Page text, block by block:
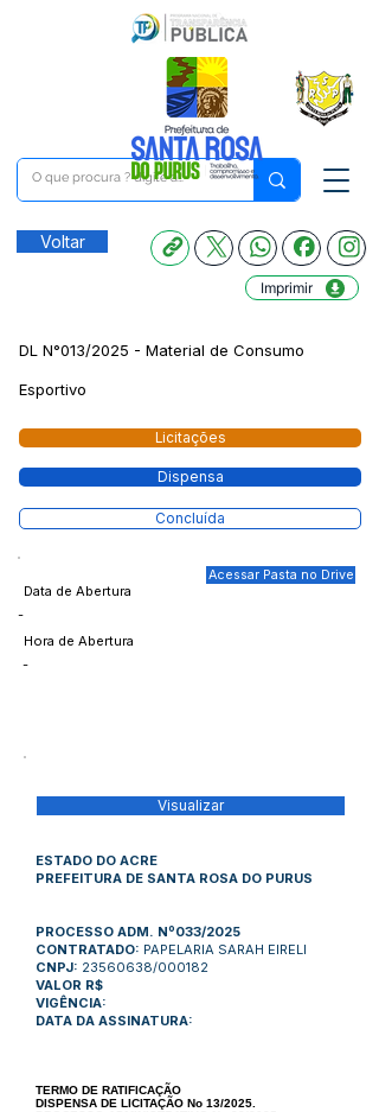
Voltar
Imprimir
DL N°013/2025 - Material de Consumo
Esportivo
Licitações
Dispensa
Concluída
Data de Abertura
Acessar Pasta no Drive
-
Hora de Abertura
-
Visualizar
ESTADO DO ACRE
PREFEITURA DE SANTA ROSA DO PURUS
PROCESSO ADM. Nº033/2025
CONTRATADO: PAPELARIA SARAH EIRELI
CNPJ: 23560638/000182
VALOR R$
VIGÊNCIA:
DATA DA ASSINATURA:
TERMO DE RATIFICAÇÃO
DISPENSA DE LICITAÇÃO No 13/2025.